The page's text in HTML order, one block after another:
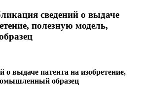
сведений о выдаче
полезную модель,
о выдаче патента на изобретение,
образец